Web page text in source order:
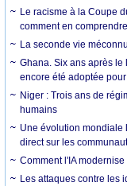
Le racisme à la Coupe
comment en
La seconde vie
Ghana. Six ans après le
encore été adoptée
Niger : Trois ans de
humains
Une évolution mondiale
direct sur les
Comment l'IA
Les attaques contre les